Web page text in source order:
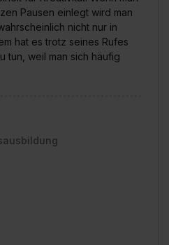
Pausen einlegt wird man
nicht nur in
hat es trotz seines Rufes
tun, weil man sich häufig